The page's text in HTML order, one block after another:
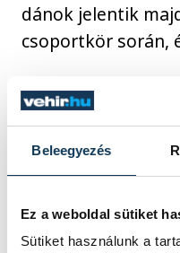
Beleegyezés
Ez a weboldal sütiket
Sütiket használunk a
dánok jelentik
csoportkör során,
"Eddig úgy
Abszolút
is, ezért még a
találok hibákat,
lehet javítani
játékosként 190-